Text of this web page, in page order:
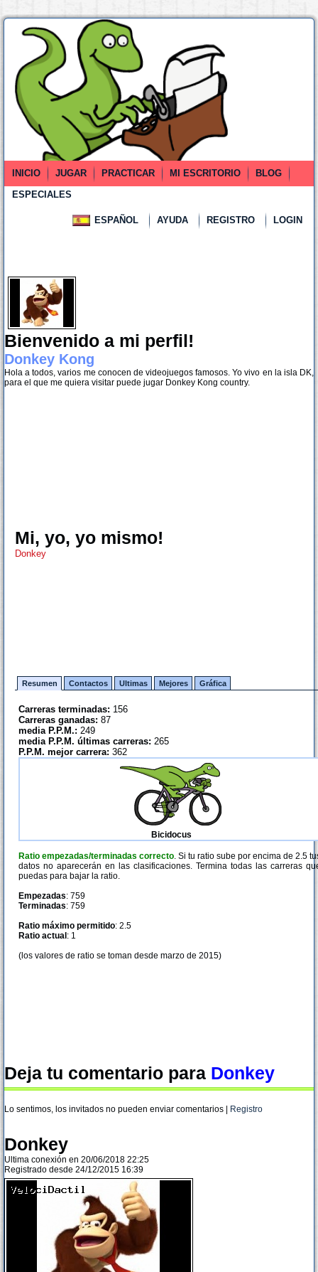
INICIO JUGAR PRACTICAR MI ESCRITORIO
BLOG
ESPECIALES
ESPAÑOL AYUDA REGISTRO LOGIN
Bienvenido a mi perfil!
Donkey Kong
Hola a todos, varios me conocen de videojuegos famosos. Yo vivo en la isla DK,
para el que me quiera visitar puede jugar Donkey Kong country.
Mi, yo, yo mismo!
Donkey
Resumen Contactos Ultimas Mejores Gráfica
Carreras terminadas: 156
Carreras ganadas: 87
media P.P.M.: 249
media P.P.M. últimas carreras: 265
P.P.M. mejor carrera: 362
Bicidocus
Ratio empezadas/terminadas correcto. Si tu ratio sube por encima de 2.5
datos no aparecerán en las clasificaciones. Termina todas las carreras
puedas para bajar la ratio.
Empezadas: 759
Terminadas: 759
Ratio máximo permitido: 2.5
Ratio actual : 1
(los valores de ratio se toman desde marzo de 2015)
Deja tu comentario para Donkey
Lo sentimos, los invitados no pueden enviar comentarios | Registro
Donkey
Ultima conexión en 20/06/2018 22:25
Registrado desde 24/12/2015 16:39